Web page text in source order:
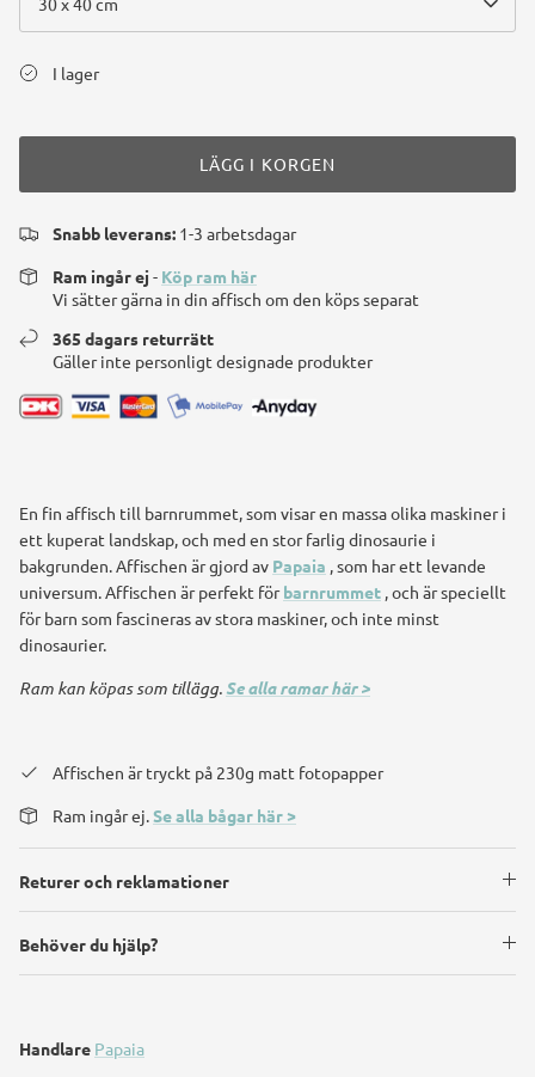
I lager
LÄGG I KORGEN
Snabb leverans: 1-3 arbetsdagar
Ram ingår ej - Köp ram här
Vi sätter gärna in din affisch om den köps separat
365 dagars returrätt
Gäller inte personligt designade produkter
En fin affisch till barnrummet, som visar en massa olika maskiner i
ett kuperat landskap, och med en stor farlig dinosaurie i
bakgrunden. Affischen är gjord av Papaia , som har ett levande
universum. Affischen är perfekt förbarnrummet , och är speciellt
för barn som fascineras av stora maskiner, och inte minst
dinosaurier.
Ram kan köpas som tillägg. Se alla ramar här >
Affischen är tryckt på 230g matt fotopapper
Ram ingår ej.Se alla bågar här >
Returer och reklamationer
Behöver du hjälp?
Handlare Papaia